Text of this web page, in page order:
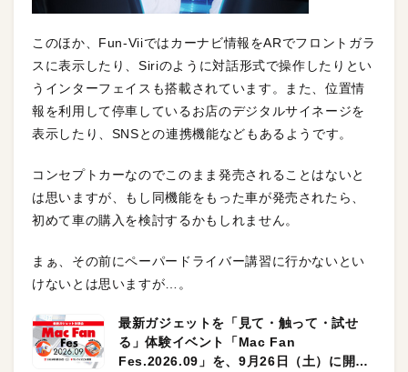
このほか、Fun-Viiではカーナビ情報をARでフロントガラ
スに表示したり、Siriのように対話形式で操作したりとい
うインターフェイスも搭載されています。また、位置情
報を利用して停車しているお店のデジタルサイネージを
表示したり、SNSとの連携機能などもあるようです。
コンセプトカーなのでこのまま発売されることはないと
は思いますが、もし同機能をもった車が発売されたら、
初めて車の購入を検討するかもしれません。
まぁ、その前にペーパードライバー講習に行かないとい
けないとは思いますが…。
最新ガジェットを「見て・触って・試せ
る」体験イベント「Mac Fan
Fes.2026.09」を、9月26日（土）に開催